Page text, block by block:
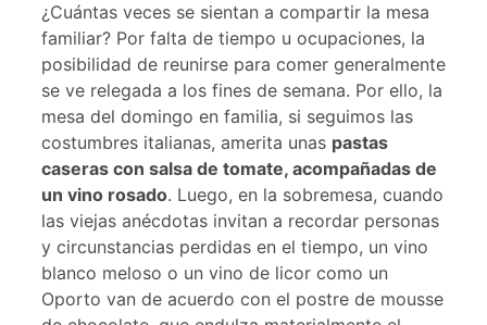
¿Cuántas veces se sientan a compartir la mesa
familiar? Por falta de tiempo u ocupaciones, la
posibilidad de reunirse para comer generalmente
se ve relegada a los fines de semana. Por ello, la
mesa del domingo en familia, si seguimos las
costumbres italianas, amerita unas pastas
caseras con salsa de tomate, acompañadas de
un vino rosado. Luego, en la sobremesa, cuando
las viejas anécdotas invitan a recordar personas
y circunstancias perdidas en el tiempo, un vino
blanco meloso o un vino de licor como un
Oporto van de acuerdo con el postre de mousse